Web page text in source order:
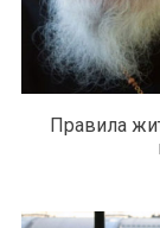
Правила